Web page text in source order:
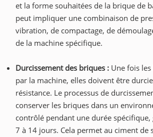
et la forme souhaitées de la brique de
peut impliquer une combinaison de
vibration, de compactage, de
de la machine spécifique.
Durcissement des briques : Une fois
par la machine, elles doivent être
résistance. Le processus de
conserver les briques dans un
contrôlé pendant une durée
7 à 14 jours. Cela permet au ciment de